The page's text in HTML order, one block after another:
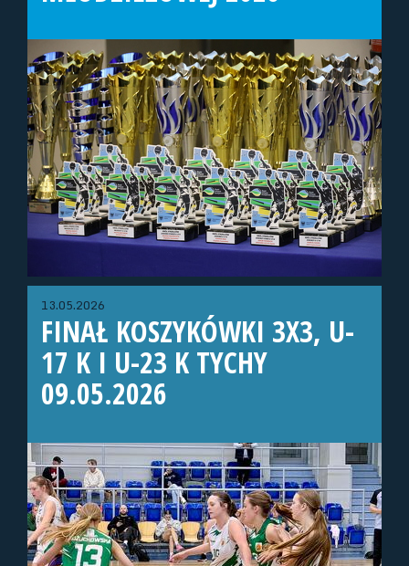
13.05.2026
FINAŁ KOSZYKÓWKI 3X3, U-
17 K I U-23 K TYCHY
09.05.2026